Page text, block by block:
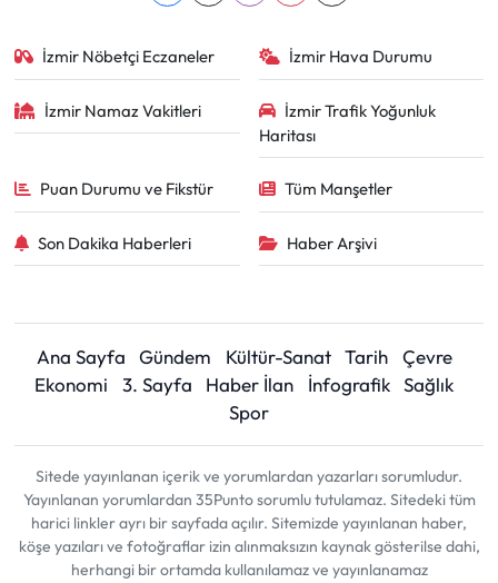
İzmir Nöbetçi Eczaneler İzmir Hava Durumu
İzmir Namaz Vakitleri
İzmir Trafik Yoğunluk
Haritası
Puan Durumu ve Fikstür Tüm Manşetler
Son Dakika Haberleri Haber Arşivi
Ana Sayfa Gündem Kültür-Sanat Tarih
Çevre
Ekonomi
3. Sayfa Haber İlan İnfografik Sağlık
Spor
Sitede yayınlanan içerik ve yorumlardan yazarları sorumludur.
Yayınlanan yorumlardan 35Punto sorumlu tutulamaz. Sitedeki tüm
harici linkler ayrı bir sayfada açılır. Sitemizde yayınlanan haber,
köşe yazıları ve fotoğraflar izin alınmaksızın kaynak gösterilse dahi,
herhangi bir ortamda kullanılamaz ve yayınlanamaz